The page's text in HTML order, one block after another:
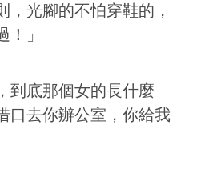
，光腳的不怕穿鞋的，
」
到底那個女的長什麼
口去你辦公室，你給我